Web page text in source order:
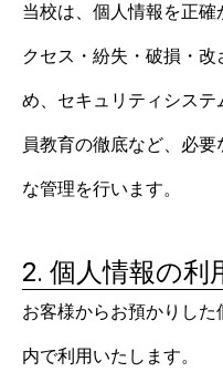
当校は、個人情報を正
クセス・紛失・破損・
め、セキュリティシス
員教育の徹底など、必
な管理を行います。
2. 個人情報の利
お客様からお預かりし
内で利用いたします。